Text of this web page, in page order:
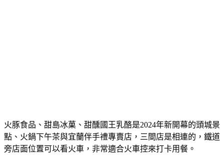
火豚食品、甜島冰菓、甜醺國王乳酪是2024年新開幕的頭城景
點、火鍋下午茶與宜蘭伴手禮專賣店，三間店是相連的，鐵道
旁店面位置可以看火車，非常適合火車控來打卡用餐。